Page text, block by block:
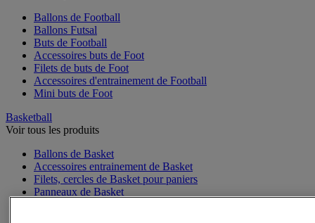
Ballons de Football
Ballons Futsal
Buts de Football
Accessoires buts de Foot
Filets de buts de Foot
Accessoires d'entrainement de Football
Mini buts de Foot
Basketball
Voir tous les produits
Ballons de Basket
Accessoires entrainement de Basket
Filets, cercles de Basket pour paniers
Panneaux de Basket